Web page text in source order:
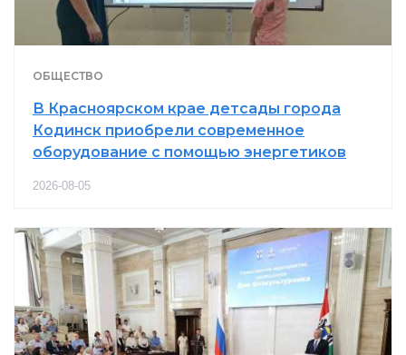
ОБЩЕСТВО
В Красноярском крае детсады города
Кодинск приобрели современное
оборудование с помощью энергетиков
2026-08-05